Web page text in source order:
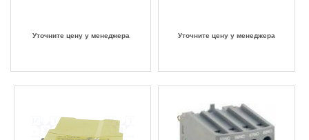
Уточните цену у менеджера Уточните цену у менеджера